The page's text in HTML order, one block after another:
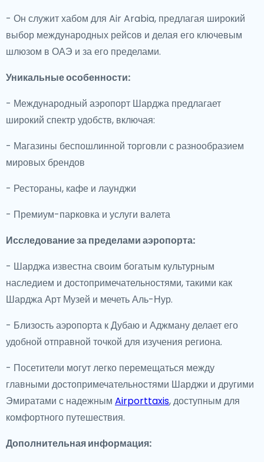
- Он служит хабом для Air Arabia, предлагая широкий
выбор международных рейсов и делая его ключевым
шлюзом в ОАЭ и за его пределами.
Уникальные особенности:
- Международный аэропорт Шарджа предлагает
широкий спектр удобств, включая:
- Магазины беспошлинной торговли с разнообразием
мировых брендов
- Рестораны, кафе и лаунджи
- Премиум-парковка и услуги валета
Исследование за пределами аэропорта:
- Шарджа известна своим богатым культурным
наследием и достопримечательностями, такими как
Шарджа Арт Музей и мечеть Аль-Нур.
- Близость аэропорта к Дубаю и Аджману делает его
удобной отправной точкой для изучения региона.
- Посетители могут легко перемещаться между
главными достопримечательностями Шарджи и другими
Эмиратами с надежным Airporttaxis, доступным для
комфортного путешествия.
Дополнительная информация: